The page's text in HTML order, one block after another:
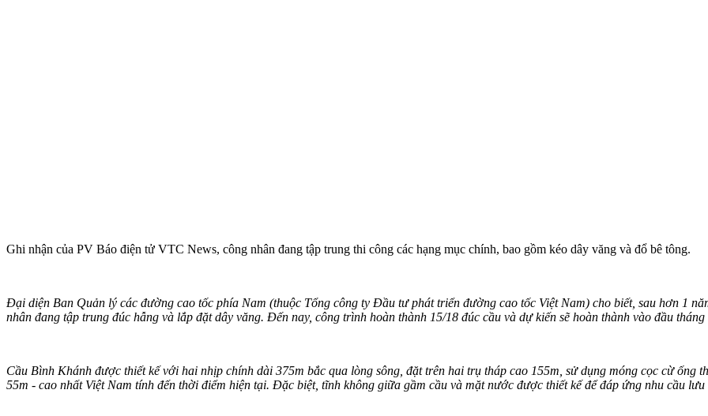
Ghi nhận của PV Báo điện tử VTC News, công nhân đang tập trung thi công các hạng mục chính, bao gồm kéo dây văng và đổ bê tông.
Đại diện Ban Quản lý các đường cao tốc phía Nam (thuộc Tổng công ty Đầu tư phát triển đường cao tốc Việt Nam) cho biết, sau hơn 1
nhân đang tập trung đúc hẫng và lắp đặt dây văng. Đến nay, công trình hoàn thành 15/18 đúc cầu và dự kiến sẽ hoàn thành vào đầu
Cầu Bình Khánh được thiết kế với hai nhịp chính dài 375m bắc qua lòng sông, đặt trên hai trụ tháp cao 155m, sử dụng móng cọc cừ ống
55m - cao nhất Việt Nam tính đến thời điểm hiện tại. Đặc biệt, tĩnh không giữa gầm cầu và mặt nước được thiết kế để đáp ứng nhu cầu